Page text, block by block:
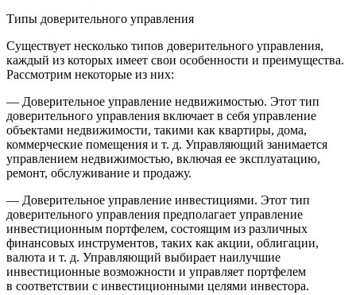
Типы доверительного управления
Существует несколько типов доверительного управления,
каждый из которых имеет свои особенности и преимущества.
Рассмотрим некоторые из них:
— Доверительное управление недвижимостью. Этот тип
доверительного управления включает в себя управление
объектами недвижимости, такими как квартиры, дома,
коммерческие помещения и т. д. Управляющий занимается
управлением недвижимостью, включая ее эксплуатацию,
ремонт, обслуживание и продажу.
— Доверительное управление инвестициями. Этот тип
доверительного управления предполагает управление
инвестиционным портфелем, состоящим из различных
финансовых инструментов, таких как акции, облигации,
валюта и т. д. Управляющий выбирает наилучшие
инвестиционные возможности и управляет портфелем
в соответствии с инвестиционными целями инвестора.